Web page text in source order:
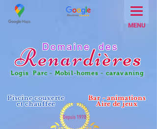
MENU
Domaine des
Renardières
Parc - Mobil-homes - caravaning
Piscine couverte
et chauffée
Bar - animations
Aire de jeux